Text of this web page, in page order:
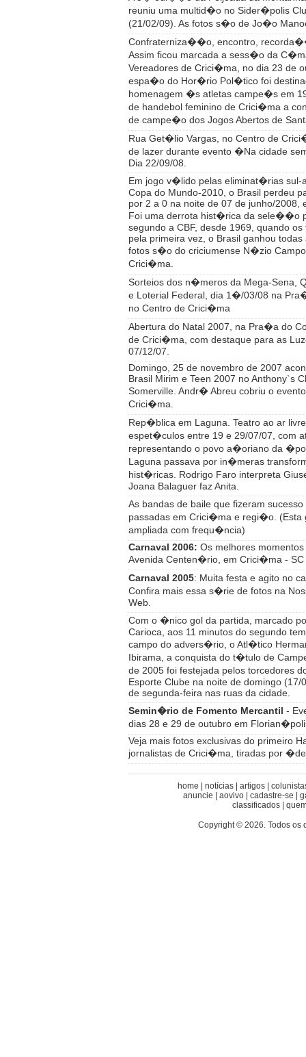
reuniu uma multid�o no Sider�polis
(21/02/09). As fotos s�o de Jo�o
Confraterniza��o, encontro,
Assim ficou marcada a sess�o da
Vereadores de Crici�ma, no dia 23 de
espa�o do Hor�rio Pol�tico foi
homenagem �s atletas campe�s em
de handebol feminino de Crici�ma a
de campe�o dos Jogos Abertos de
Rua Get�lio Vargas, no Centro de
de lazer durante evento �Na cidade
Dia 22/09/08.
Em jogo v�lido pelas eliminat�rias
Copa do Mundo-2010, o Brasil perdeu
por 2 a 0 na noite de 07 de junho/2008,
Foi uma derrota hist�rica da sele��o
segundo a CBF, desde 1969, quando os
pela primeira vez, o Brasil ganhou todas
fotos s�o do criciumense N�zio
Crici�ma.
Sorteios dos n�meros da Mega-Sena,
e Loterial Federal, dia 1�/03/08 na
no Centro de Crici�ma
Abertura do Natal 2007, na Pra�a do
de Crici�ma, com destaque para as
07/12/07.
Domingo, 25 de novembro de 2007
Brasil Mirim e Teen 2007 no Anthony`s
Somerville. Andr� Abreu cobriu o
Crici�ma.
Rep�blica em Laguna. Teatro ao ar
espet�culos entre 19 e 29/07/07, com
representando o povo a�oriano da
Laguna passava por in�meras
hist�ricas. Rodrigo Faro interpreta
Joana Balaguer faz Anita.
As bandas de baile que fizeram
passadas em Crici�ma e regi�o.
ampliada com frequ�ncia)
Carnaval 2006: Os melhores
Avenida Centen�rio, em Crici�ma - SC
Carnaval 2005: Muita festa e agito no
Confira mais essa s�rie de fotos na
Web.
Com o �nico gol da partida, marcado
Carioca, aos 11 minutos do segundo
campo do advers�rio, o Atl�tico
Ibirama, a conquista do t�tulo de
de 2005 foi festejada pelos torcedores
Esporte Clube na noite de domingo (17/
de segunda-feira nas ruas da cidade.
Semin�rio de Fomento Mercantil -
dias 28 e 29 de outubro em
Veja mais fotos exclusivas do primeiro
jornalistas de Crici�ma, tiradas por
home notícias artigos
anuncie
aovivo cadastre-se
classificados
Copyright © 2026. Todos os